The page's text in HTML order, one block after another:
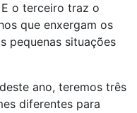
o terceiro traz o
que enxergam os
pequenas situações
ano, teremos três
diferentes para